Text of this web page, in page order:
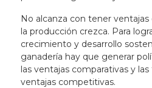
No alcanza con tener
la producción crezca. Para
crecimiento y desarrollo
ganadería hay que generar
las ventajas comparativas y
ventajas competitivas.